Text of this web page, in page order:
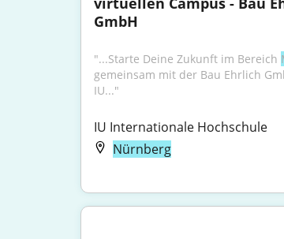
GmbH
"...Starte Deine Zukunft im Bereich
gemeinsam mit der Bau Ehrlich
IU..."
IU Internationale Hochschule
Nürnberg